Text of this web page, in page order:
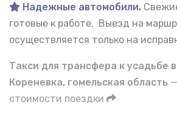
Надежные автомобили.
готовые к работе. Выезд на
осуществляется только на
Такси для трансфера к усадьбе
Кореневка, гомельская область
стоимости поездки